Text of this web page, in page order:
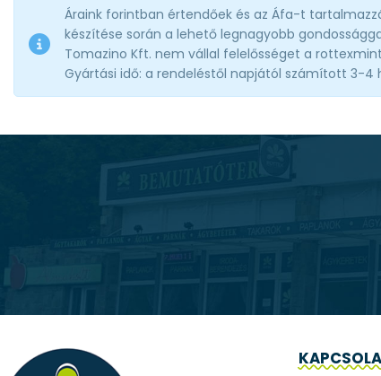
Áraink forintban értendőek és az Áfa-t
készítése során a lehető legnagyobb
Tomazino Kft. nem vállal felelősséget a
Gyártási idő: a rendeléstől napjától számított 3-4